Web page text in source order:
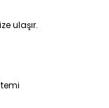
ulaşır.